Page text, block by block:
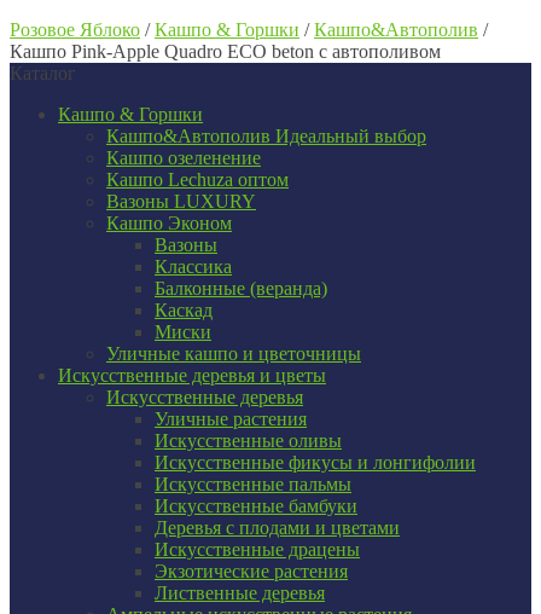
Розовое Яблоко /Кашпо & Горшки /Кашпо&Автополив /
Кашпо Pink-Apple Quadro ECO beton с автополивом
Каталог
Кашпо & Горшки
Кашпо&Автополив Идеальный выбор
Кашпо озеленение
Кашпо Lechuza оптом
Вазоны LUXURY
Кашпо Эконом
Вазоны
Классика
Балконные (веранда)
Каскад
Миски
Уличные кашпо и цветочницы
Искусственные деревья и цветы
Искусственные деревья
Уличные растения
Искусственные оливы
Искусственные фикусы и лонгифолии
Искусственные пальмы
Искусственные бамбуки
Деревья с плодами и цветами
Искусственные драцены
Экзотические растения
Лиственные деревья